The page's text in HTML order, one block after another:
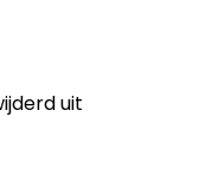
uit